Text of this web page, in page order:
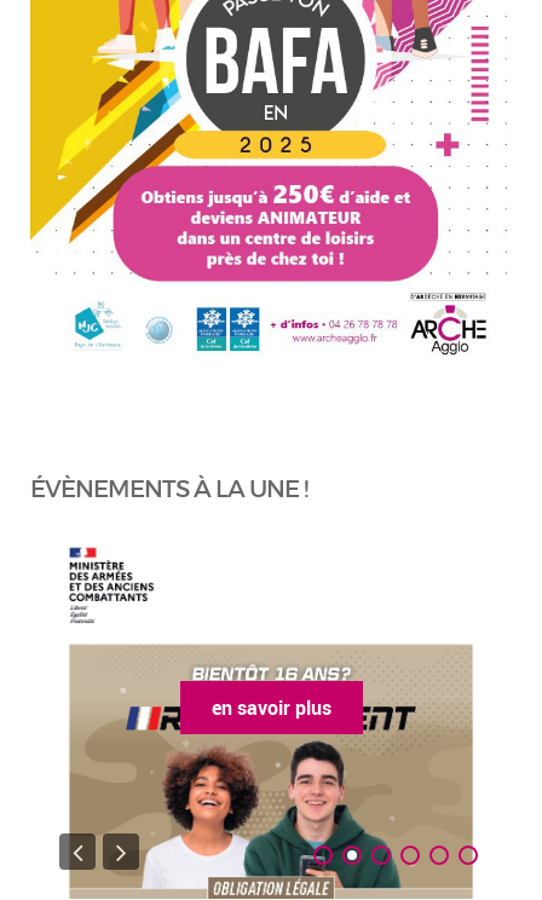
ÉVÈNEMENTS À LA UNE !
en savoir plus